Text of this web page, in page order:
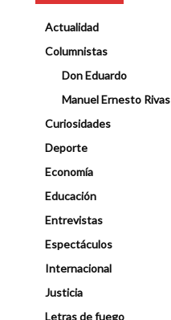
Actualidad
Columnistas
Don Eduardo
Manuel Ernesto Rivas
Curiosidades
Deporte
Economía
Educación
Entrevistas
Espectáculos
Internacional
Justicia
Letras de fuego